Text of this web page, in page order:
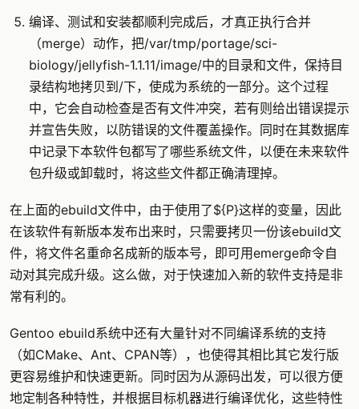
编译、测试和安装都顺利完成后，才真正执行合并
（merge）动作，把/var/tmp/portage/sci-
biology/jellyfish-1.1.11/image/中的目录和文件，保持目
录结构地拷贝到/下，使成为系统的一部分。这个过程
中，它会自动检查是否有文件冲突，若有则给出错误提示
并宣告失败，以防错误的文件覆盖操作。同时在其数据库
中记录下本软件包都写了哪些系统文件，以便在未来软件
包升级或卸载时，将这些文件都正确清理掉。
在上面的ebuild文件中，由于使用了${P}这样的变量，因此
在该软件有新版本发布出来时，只需要拷贝一份该ebuild文
件，将文件名重命名成新的版本号，即可用emerge命令自
动对其完成升级。这么做，对于快速加入新的软件支持是非
常有利的。
Gentoo ebuild系统中还有大量针对不同编译系统的支持
（如CMake、Ant、CPAN等），也使得其相比其它发行版
更容易维护和快速更新。同时因为从源码出发，可以很方便
地定制各种特性，并根据目标机器进行编译优化，这些特性